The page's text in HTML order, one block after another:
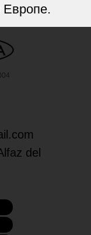
Европе.
del